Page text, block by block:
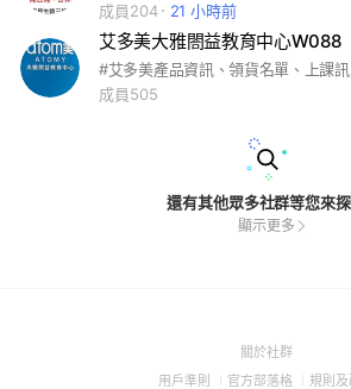
成員204
21 小時前
艾多美大雅閤益教育中心W088
#艾多美產品資訊、領貨名單、上課
成員505
還有其他眾多社群等您來
顯示更多
關於社群(Open
用戶準則 (Open
官方部落格 (Open
規則